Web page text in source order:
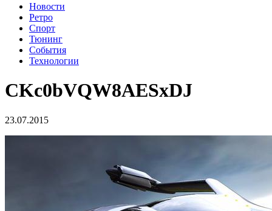
Новости
Ретро
Спорт
Тюнинг
События
Технологии
CKc0bVQW8AESxDJ
23.07.2015